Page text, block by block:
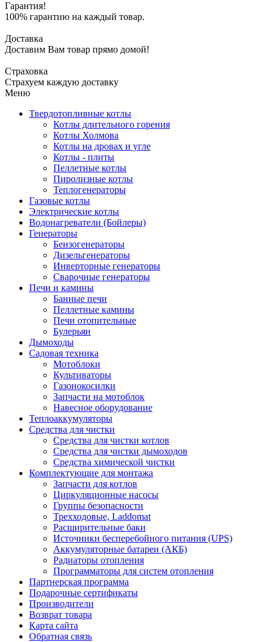
Гарантия!
100% гарантию на каждый товар.
Доставка
Доставим Вам товар прямо домой!
Страховка
Страхуем каждую доставку
Меню
Твердотопливные котлы
Котлы длительного горения
Котлы Холмова
Котлы на дровах и угле
Котлы - плиты
Пеллетные котлы
Пиролизные котлы
Теплогенераторы
Газовые котлы
Электрические котлы
Водонагреватели (Бойлеры)
Генераторы
Бензогенераторы
Дизельгенераторы
Инверторные генераторы
Сварочные генераторы
Печи и камины
Банные печи
Пеллетные камины
Печи отопительные
Булерьян
Дымоходы
Садовая техника
Мотоблоки
Культиваторы
Газонокосилки
Запчасти на мотоблок
Навесное оборудование
Теплоаккумуляторы
Средства для чистки
Средства для чистки котлов
Средства для чистки дымоходов
Средства химической чистки
Комплектующие для монтажа
Запчасти для котлов
Циркуляционные насосы
Группы безопасности
Трехходовые, Laddomat
Расширительные баки
Источники бесперебойного питания (UPS)
Аккумуляторные батареи (АКБ)
Радиаторы отопления
Программаторы для систем отопления
Партнерская программа
Подарочные сертификаты
Производители
Возврат товара
Карта сайта
Обратная связь